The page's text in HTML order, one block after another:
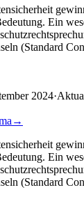
Ein
(Standard
2024·
→
Ein
(Standard